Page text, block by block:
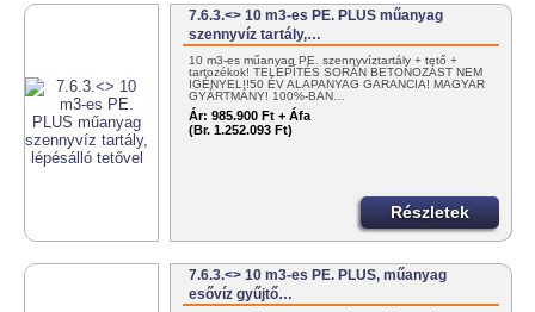
7.6.3.<> 10 m3-es PE. PLUS műanyag
szennyvíz tartály,…
10 m3-es műanyag PE. szennyvíztartály + tető +
tartozékok! TELEPÍTÉS SORÁN BETONOZÁST NEM
IGÉNYEL!!50 ÉV ALAPANYAG GARANCIA! MAGYAR
GYÁRTMÁNY! 100%-BAN…
Ár: 985.900 Ft + Áfa
(Br. 1.252.093 Ft)
Részletek
7.6.3.<> 10 m3-es PE. PLUS, műanyag
esővíz gyűjtő…